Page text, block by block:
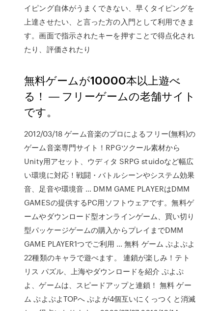
イピング自体がうまくできない、早くタイピングを
上達させたい、と言った方の入門として利用できま
す。画面で指示されたキーを押すことで得点化され
たり、評価されたり
無料ゲームが10000本以上遊べ
る！ ― フリーゲームの老舗サイト
です。
2012/03/18 ゲーム音楽のプロによるフリー(無料)の
ゲーム音楽専門サイト！RPGツクール素材から
Unity用アセット、ウディタ SRPG stuidoなど幅広
い環境に対応！戦闘・バトルシーンやシステム効果
音、足音や環境音 … DMM GAME PLAYERはDMM
GAMESの提供するPC用ソフトウェアです。無料ゲ
ームやダウンロード型オンラインゲーム、買い切り
型パッケージゲームの購入からプレイまでDMM
GAME PLAYER1つでご利用 … 無料 ゲーム ぷよぷよ
22種類のキャラで遊べます。 連鎖が楽しみ！テト
リス パズル、上海やダウンロードを紹介 ぷよぷ
よ、ゲームは、スピードアップと連鎖！ 無料 ゲー
ム ぷよぷよTOPへ ぷよが4個互いにくっつくと消滅